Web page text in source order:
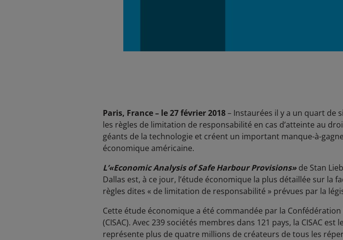
Paris, France – le 27 février 2018– Instaurées il y a un quart de
les règles de limitation de responsabilité en cas d’atteinte au
géants de la technologie et créent un important manque-à-
économique américaine.
L’«Economic Analysis of Safe Harbour Provisions»de Stan
Dallas est, à ce jour, l’étude économique la plus détaillée sur la
règles dites « de limitation de responsabilité » prévues par la
Cette étude économique a été commandée par la
(CISAC). Avec 239 sociétés membres dans 121 pays, la CISAC
représente plus de quatre millions de créateurs de tous les